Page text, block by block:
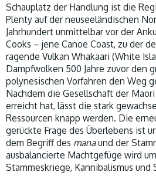
Schauplatz der Handlung ist die
Plenty auf der neuseeländischen
Jahrhundert unmittelbar vor der
Cooks – jene Canoe Coast, zu der
ragende Vulkan Whakaari (White
Dampfwolken 500 Jahre zuvor den
polynesischen Vorfahren den Weg
Nachdem die Gesellschaft der
erreicht hat, lässt die stark
Ressourcen knapp werden. Die
gerückte Frage des Überlebens ist
dem Begriff des manaund der
ausbalancierte Machtgefüge wird
Stammeskriege, Kannibalismus und